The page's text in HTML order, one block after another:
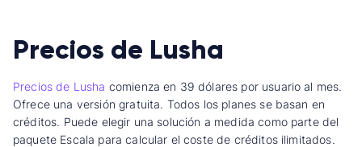
Precios de Lusha
Precios de Lusha comienza en 39 dólares por usuario al mes.
Ofrece una versión gratuita. Todos los planes se basan en
créditos. Puede elegir una solución a medida como parte del
paquete Escala para calcular el coste de créditos ilimitados.